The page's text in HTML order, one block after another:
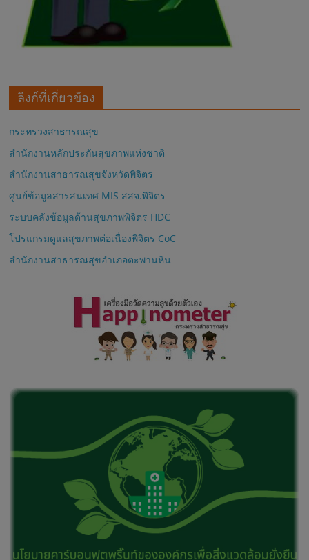
ลิงก์ที่เกี่ยวข้อง
กระทรวงสาธารณสุข
สำนักงานหลักประกันสุขภาพแห่งชาติ
สำนักงานสาธารณสุขจังหวัดพิจิตร
ศูนย์ข้อมูลสารสนเทศ MIS สสจ.พิจิตร
ระบบคลังข้อมูลด้านสุขภาพพิจิตร HDC
โปรแกรมดูแลสุขภาพต่อเนื่องพิจิตร CoC
สำนักงานสาธารณสุขอำเภอตะพานหิน